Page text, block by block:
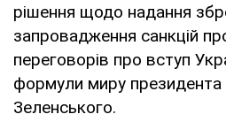
рішення щодо надання
запровадження санкцій
переговорів про вступ
формули миру
Зеленського.